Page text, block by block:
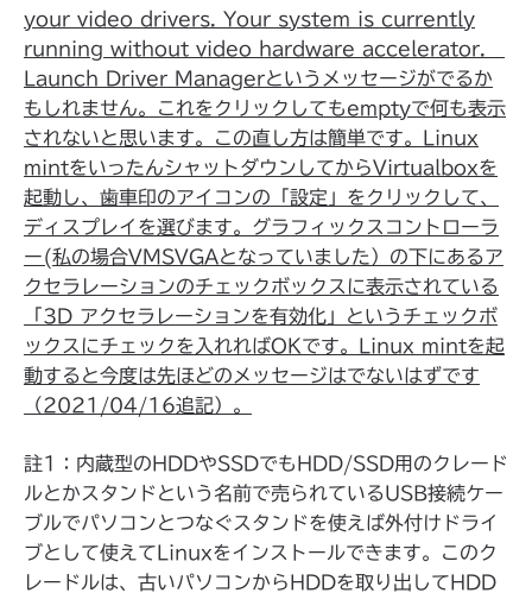
your video drivers. Your system is currently
running without video hardware accelerator.
Launch Driver Managerというメッセージがでるか
もしれません。これをクリックしてもemptyで何も表示
されないと思います。この直し方は簡単です。Linux
mintをいったんシャットダウンしてからVirtualboxを
起動し、歯車印のアイコンの「設定」をクリックして、
ディスプレイを選びます。グラフィックスコントローラ
ー(私の場合VMSVGAとなっていました）の下にあるア
クセラレーションのチェックボックスに表示されている
3D アクセラレーションを有効化 」というチェックボ
ックスにチェックを入れればOKです。Linux mintを起
動すると今度は先ほどのメッセージはでないはずです
（2021/04/16追記）。
註1：内蔵型のHDDやSSDでもHDD/SSD用のクレード
ルとかスタンドという名前で売られているUSB接続ケー
ブルでパソコンとつなぐスタンドを使えば外付けドライ
ブとして使えてLinuxをインストールできます。このク
レードルは、古いパソコンからHDDを取り出してHDD